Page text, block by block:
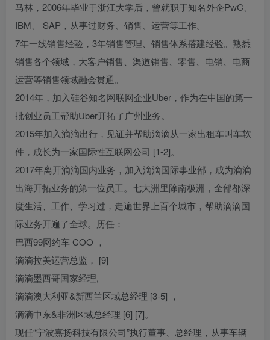
马林，2006年毕业于浙江大学后，曾就职于知名外企PwC、
IBM、 SAP，从事过财务、销售、运营等工作。
7年一线销售经验，3年销售管理、销售体系搭建经验。熟悉
销售各个领域，大客户销售、渠道销售、零售、电销、电商
运营等销售领域融会贯通。
2014年，加入硅谷知名网联网企业Uber，作为在中国的第一
批创业员工帮助Uber开拓了广州业务。
2015年加入滴滴出行，见证并帮助滴滴从一家出租车叫车软
件，成长为一家国际性互联网公司 [1-2]。
2017年离开滴滴国内业务，加入滴滴国际事业部，成为滴滴
出海开拓业务的第一位员工。七大洲里除南极洲，全部都深
度生活、工作、学习过，走遍世界上百个城市，帮助滴滴国
际业务开遍了全球。历任：
巴西99网约车 COO ，
滴滴拉美运营总监， [9]
滴滴墨西哥国家经理,
滴滴澳大利亚&新西兰区域总经理 [3-5] ，
滴滴中东&非洲区域总经理 [6] [7]。
现任“宁波嘉扬科技有限公司”执行董事、总经理，从事车辆